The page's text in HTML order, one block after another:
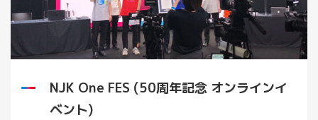
NJK One FES (50周年記念 オンラインイ
ベント)